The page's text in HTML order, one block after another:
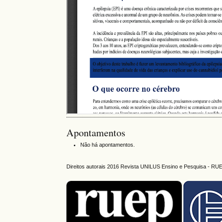
Apontamentos
Não há apontamentos.
Direitos autorais 2016 Revista UNILUS Ensino e Pesquisa -